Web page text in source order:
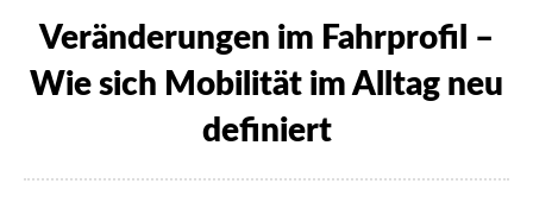
Veränderungen im Fahrprofil –
Wie sich Mobilität im Alltag neu
definiert